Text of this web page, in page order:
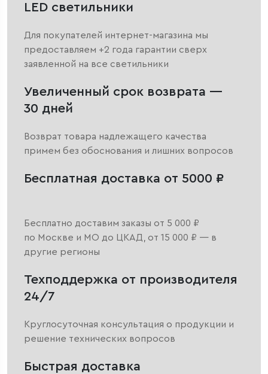
LED светильники
Для покупателей интернет-магазина мы
предоставляем +2 года гарантии сверх
заявленной на все светильники
Увеличенный срок возврата —
30 дней
Возврат товара надлежащего качества
примем без обоснования и лишних вопросов
Бесплатная доставка от 5000 ₽
Бесплатно доставим заказы от 5 000 ₽
по Москве и МО до ЦКАД, от 15 000 ₽ — в
другие регионы
Техподдержка от производителя
24/7
Круглосуточная консультация о продукции и
решение технических вопросов
Быстрая доставка